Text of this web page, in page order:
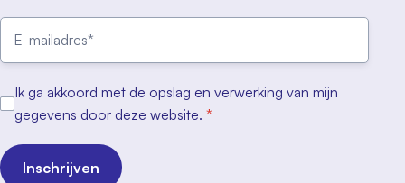
Ik ga akkoord met de opslag en verwerking van mijn
gegevens door deze website. *
Inschrijven